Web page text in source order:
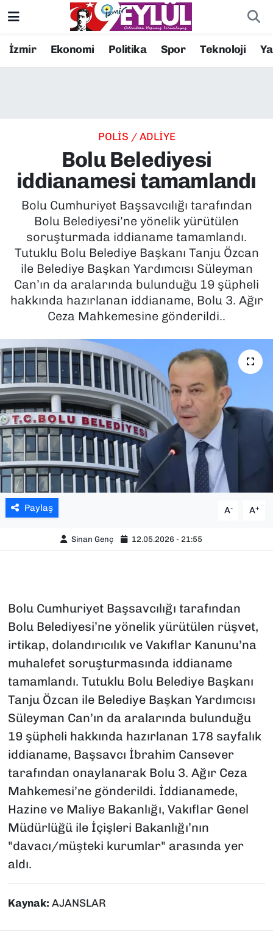
İzmir Ekonomi Politika Spor Teknoloji
POLİS / ADLİYE
Bolu Belediyesi
iddianamesi tamamlandı
Bolu Cumhuriyet Başsavcılığı tarafından
Bolu Belediyesi’ne yönelik yürütülen
soruşturmada iddianame tamamlandı.
Tutuklu Bolu Belediye Başkanı Tanju Özcan
ile Belediye Başkan Yardımcısı Süleyman
Can’ın da aralarında bulunduğu 19 şüpheli
hakkında hazırlanan iddianame, Bolu 3. Ağır
Ceza Mahkemesine gönderildi..
Paylaş A- A+
Sinan Genç 12.05.2026 - 21:55
Bolu Cumhuriyet Başsavcılığı tarafından
Bolu Belediyesi’ne yönelik yürütülen rüşvet,
irtikap, dolandırıcılık ve Vakıflar Kanunu’na
muhalefet soruşturmasında iddianame
tamamlandı. Tutuklu Bolu Belediye Başkanı
Tanju Özcan ile Belediye Başkan Yardımcısı
Süleyman Can’ın da aralarında bulunduğu
19 şüpheli hakkında hazırlanan 178 sayfalık
iddianame, Başsavcı İbrahim Cansever
tarafından onaylanarak Bolu 3. Ağır Ceza
Mahkemesi’ne gönderildi. İddianamede,
Hazine ve Maliye Bakanlığı, Vakıflar Genel
Müdürlüğü ile İçişleri Bakanlığı’nın
"davacı/müşteki kurumlar" arasında yer
aldı.
Kaynak: AJANSLAR
Resmi İlanlar
EKONOMİ
KÜLTÜR SANAT
MAGAZİN
POLİTİKA
SAĞLIK
TEKNOLOJİ
YAŞAM
YEREL YÖNETİMLER
Konak Nöbetçi Eczaneler
Süper Lig Puan Durumu ve Fikstür
Tüm Manşetler
Son Dakika Haberleri
Haber Arşivi